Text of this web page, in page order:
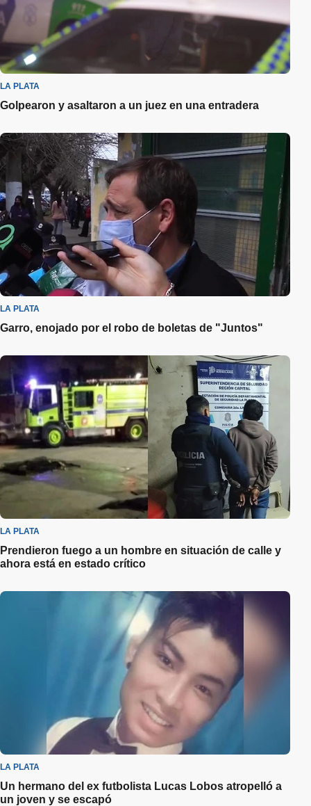
LA PLATA
Golpearon y asaltaron a un juez en una entradera
LA PLATA
Garro, enojado por el robo de boletas de "Juntos"
LA PLATA
Prendieron fuego a un hombre en situación de calle y
ahora está en estado crítico
LA PLATA
Un hermano del ex futbolista Lucas Lobos atropelló a
un joven y se escapó